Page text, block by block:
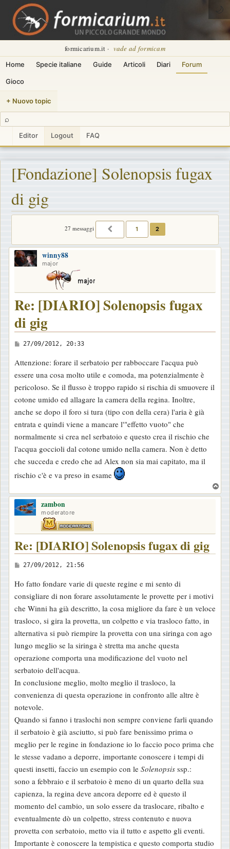
formicarium.it · vade ad formicam
Home Specie italiane Guide Articoli Diari Forum
Gioco
+ Nuovo topic
⌕
Editor Logout FAQ
🌙
[Fondazione] Solenopsis fugax
di gig
27 messaggi PRECEDENTE
1 2
winny88
major
Re: [DIARIO] Solenopsis fugax
di gig
M
s
s
a
g
g
i
o
27/09/2012, 20:33
Attenzione: forare il serbatoio per rabboccare l'acqua può
essere una cosa molto utile e comoda, ma potenzialmente è
pericoloso. Se il flusso è troppo rapido si rischia di smuovere il
cotone umido ed allagare la camera della regina. Inoltre,
anche se dopo il foro si tura (tipo con della cera) l'aria è già
entrata e quindi viene a mancare l'"effetto vuoto" che
normalmente si crea nel serbatoio e questo crea il rischio che
l'acqua goccioli dal cotone umido nella camera. Non è detto
che succeda e credo che ad Alex non sia mai capitato, ma il
rischio c'è e va preso in esame
o
zambon
moderatore
Re: [DIARIO] Solenopsis fugax di gig
M
s
s
a
g
g
i
o
27/09/2012, 21:56
Ho fatto fondare varie di queste regine e mi sento di
consigliare di non forare assolutamente le provette per i motivi
che Winni ha già descritto, la cosa migliore da fare è un veloce
trasloco, si gira la provetta, un colpetto e via trasloco fatto, in
alternativa si può riempire la provetta con una siringa con ago
lungo meglio se la siringa è stretta ma anche questa
operazione comporta una modificazione del vuoto nel
serbatoio dell'acqua.
In conclusione meglio, molto meglio il trasloco, la
convenienza di questa operazione in confronto alle altre è
notevole.
Quando si fanno i traslochi non sempre conviene farli quando
il serbatoio è già asciutto, si può fare benissimo prima o
meglio per le regine in fondazione io lo faccio poco prima che
le stesse vadano a deporre, importante conoscere i tempi di
questi insetti, faccio un esempio con le Solenopsis ssp.:
sono a febbraio e il serbatoio è meno di un quarto della sua
capienza, la regina deve ancora deporre ed è questo il
momento del cambio, un solo essere da traslocare, ribalto e
eventualmente dò un colpetto, stress contenuto e nuova
provetta con serbatoio, metto via il tutto e aspetto gli eventi.
Importante è conoscere la tempistica e questo comporta studio